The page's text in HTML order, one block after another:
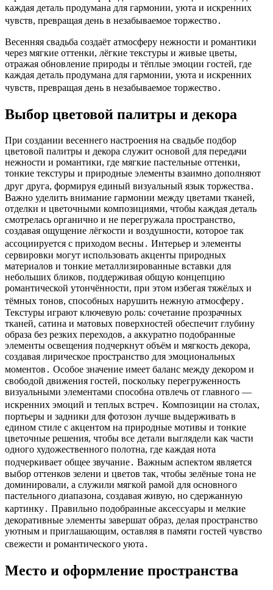
каждая деталь продумана для гармонии, уюта и искренних
чувств, превращая день в незабываемое торжество․
Весенняя свадьба создаёт атмосферу нежности и романтики
через мягкие оттенки, лёгкие текстуры и живые цветы,
отражая обновление природы и тёплые эмоции гостей, где
каждая деталь продумана для гармонии, уюта и искренних
чувств, превращая день в незабываемое торжество․
Выбор цветовой палитры и декора
При создании весеннего настроения на свадьбе подбор
цветовой палитры и декора служит основой для передачи
нежности и романтики, где мягкие пастельные оттенки,
тонкие текстуры и природные элементы взаимно дополняют
друг друга, формируя единый визуальный язык торжества․
Важно уделить внимание гармонии между цветами тканей,
отделки и цветочными композициями, чтобы каждая деталь
смотрелась органично и не перегружала пространство,
создавая ощущение лёгкости и воздушности, которое так
ассоциируется с приходом весны․ Интерьер и элементы
сервировки могут использовать акценты природных
материалов и тонкие металлизированные вставки для
небольших бликов, поддерживая общую концепцию
романтической утончённости, при этом избегая тяжёлых и
тёмных тонов, способных нарушить нежную атмосферу․
Текстуры играют ключевую роль: сочетание прозрачных
тканей, сатина и матовых поверхностей обеспечит глубину
образа без резких переходов, а аккуратно подобранные
элементы освещения подчеркнут объём и мягкость декора,
создавая лирическое пространство для эмоциональных
моментов․ Особое значение имеет баланс между декором и
свободой движения гостей, поскольку перегруженность
визуальными элементами способна отвлечь от главного —
искренних эмоций и теплых встреч․ Композиции на столах,
портьеры и задники для фотозон лучше выдерживать в
едином стиле с акцентом на природные мотивы и тонкие
цветочные решения, чтобы все детали выглядели как части
одного художественного полотна, где каждая нота
подчеркивает общее звучание․ Важным аспектом является
выбор оттенков зелени и цветов так, чтобы зелёные тона не
доминировали, а служили мягкой рамой для основного
пастельного диапазона, создавая живую, но сдержанную
картинку․ Правильно подобранные аксессуары и мелкие
декоративные элементы завершат образ, делая пространство
уютным и приглашающим, оставляя в памяти гостей чувство
свежести и романтического уюта․
Место и оформление пространства